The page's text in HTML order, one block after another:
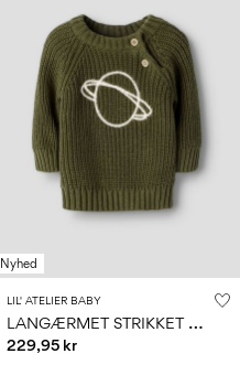
Nyhed
LIL' ATELIER BABY
L
ANGÆRMET STRIKKET TOP
229,95 kr